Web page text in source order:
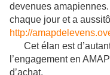
devenues
chaque jour et a
http://
Cet élan est
l’engagement en
d’achat.